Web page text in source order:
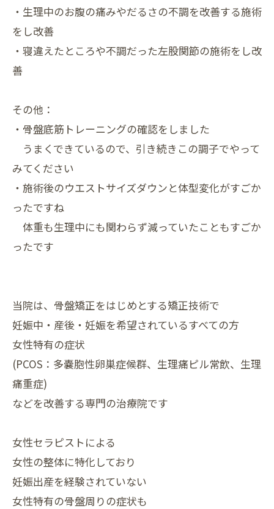
・生理中のお腹の痛みやだるさの不調を改善する施術
をし改善
・寝違えたところや不調だった左股関節の施術をし改
善
その他：
・骨盤底筋トレーニングの確認をしました
うまくできているので、引き続きこの調子でやって
みてください
・施術後のウエストサイズダウンと体型変化がすごか
ったですね
体重も生理中にも関わらず減っていたこともすごか
ったです
当院は、骨盤矯正をはじめとする矯正技術で
妊娠中・産後・⁡妊娠を希望されているすべての方
女性特有の症状
(PCOS：多嚢胞性卵巣症候群、生理痛ピル常飲、生理
痛重症)
などを改善する専門の治療院です
女性セラピストによる
女性の整体に特化しており
妊娠出産を経験されていない
女性特有の骨盤周りの症状も